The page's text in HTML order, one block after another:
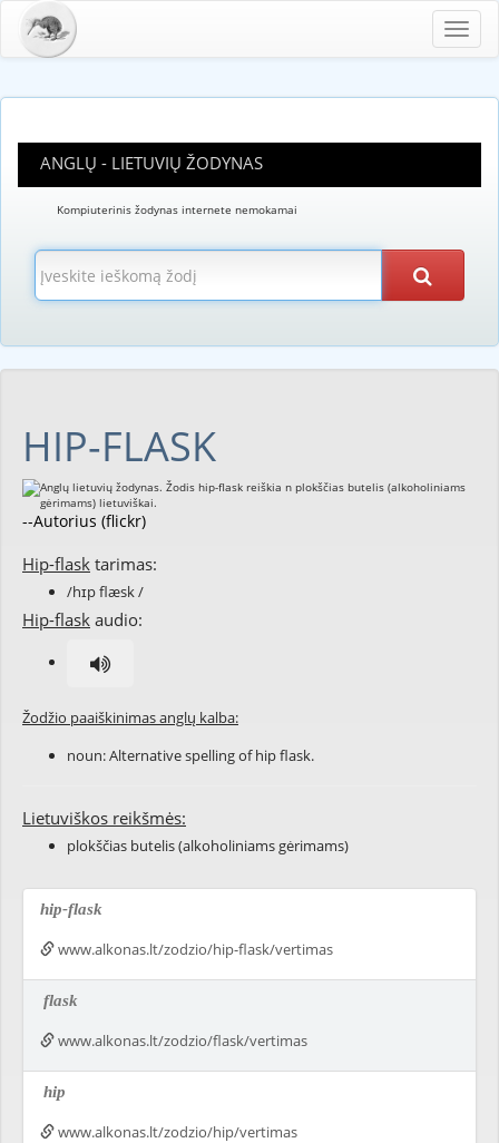
ANGLŲ - LIETUVIŲ ŽODYNAS
Kompiuterinis žodynas internete nemokamai
HIP-FLASK
--Autorius (flickr)
Hip-flask tarimas:
/hɪp flæsk /
Hip-flask audio:
Žodžio paaiškinimas anglų kalba:
noun: Alternative spelling ofhip flask.
Lietuviškos reikšmės:
plokščias butelis (alkoholiniams gėrimams)
hip-flask
www.alkonas.lt/zodzio/hip-flask/vertimas
flask
www.alkonas.lt/zodzio/flask/vertimas
hip
www.alkonas.lt/zodzio/hip/vertimas